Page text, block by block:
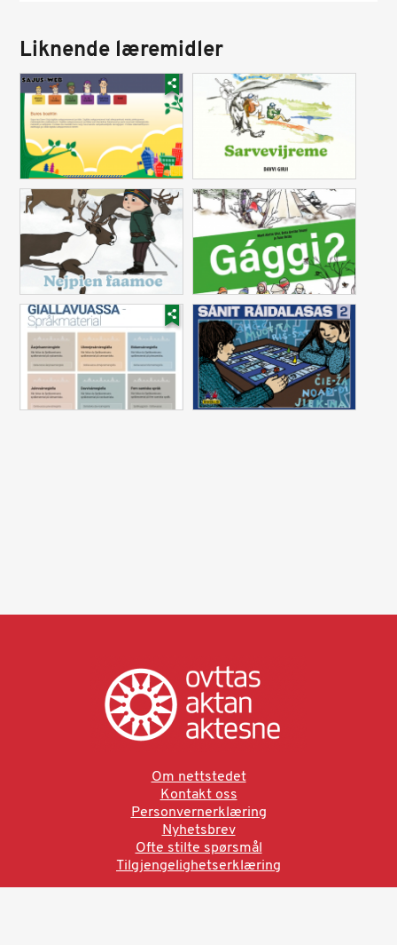
Liknende læremidler
Om nettstedet
Kontakt oss
Personvernerklæring
Nyhetsbrev
Ofte stilte spørsmål
Tilgjengelighetserklæring